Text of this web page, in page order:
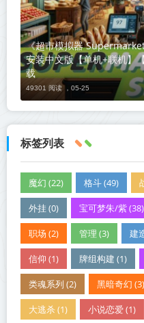
《超市模拟器
安装中文版【单机+联机】
载
49301 阅读 ， 05-25
标签列表
魔幻 (22) 格斗 (49)
外挂 (0) 宝可梦朱/紫 (38)
职场 (2) 管理 (3) 建
信仰 (1) 牌组构建 (1)
类魂系列 (2) 黑暗奇幻 (3)
大逃杀 (1) 小说恋爱 (1)